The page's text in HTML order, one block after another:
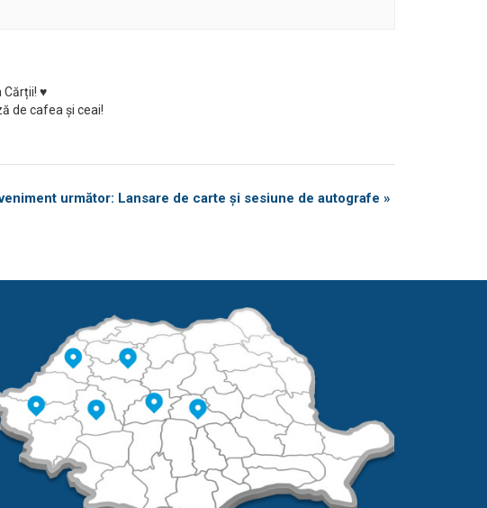
Cărții! ♥
de cafea și ceai!
următor: Lansare de carte și sesiune de autografe »